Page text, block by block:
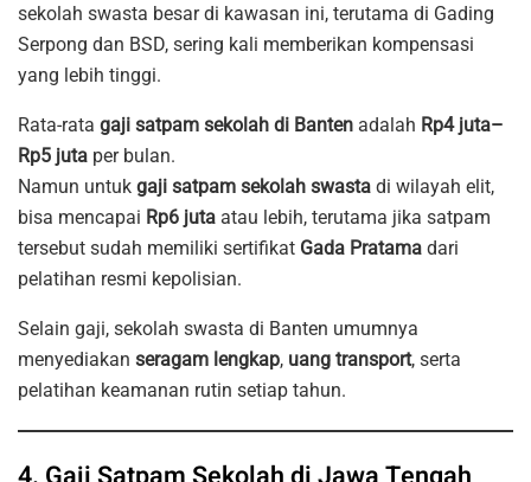
sekolah swasta besar di kawasan ini, terutama di Gading
Serpong dan BSD, sering kali memberikan kompensasi
yang lebih tinggi.
Rata-rata gaji satpam sekolah di Banten adalah Rp4 juta–
Rp5 juta per bulan.
Namun untuk gaji satpam sekolah swasta di wilayah elit,
bisa mencapai Rp6 juta atau lebih, terutama jika satpam
tersebut sudah memiliki sertifikat Gada Pratama dari
pelatihan resmi kepolisian.
Selain gaji, sekolah swasta di Banten umumnya
menyediakan seragam lengkap, uang transport, serta
pelatihan keamanan rutin setiap tahun.